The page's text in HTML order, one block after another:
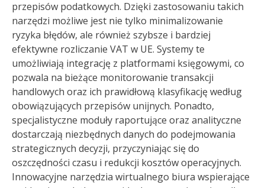
przepisów podatkowych. Dzięki zastosowaniu takich
narzędzi możliwe jest nie tylko minimalizowanie
ryzyka błędów, ale również szybsze i bardziej
efektywne rozliczanie VAT w UE. Systemy te
umożliwiają integrację z platformami księgowymi, co
pozwala na bieżące monitorowanie transakcji
handlowych oraz ich prawidłową klasyfikację według
obowiązujących przepisów unijnych. Ponadto,
specjalistyczne moduły raportujące oraz analityczne
dostarczają niezbędnych danych do podejmowania
strategicznych decyzji, przyczyniając się do
oszczędności czasu i redukcji kosztów operacyjnych.
Innowacyjne narzędzia wirtualnego biura wspierające